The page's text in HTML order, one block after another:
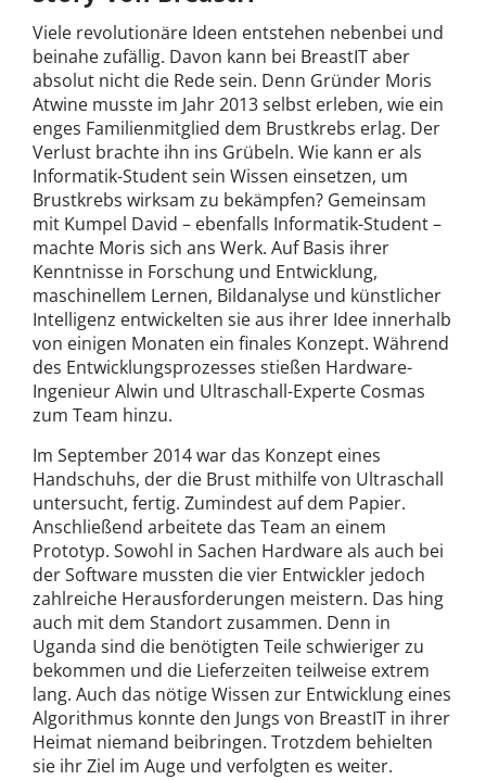
Viele revolutionäre Ideen entstehen nebenbei und
beinahe zufällig. Davon kann bei BreastIT aber
absolut nicht die Rede sein. Denn Gründer Moris
Atwine musste im Jahr 2013 selbst erleben, wie ein
enges Familienmitglied dem Brustkrebs erlag. Der
Verlust brachte ihn ins Grübeln. Wie kann er als
Informatik-Student sein Wissen einsetzen, um
Brustkrebs wirksam zu bekämpfen? Gemeinsam
mit Kumpel David – ebenfalls Informatik-Student –
machte Moris sich ans Werk. Auf Basis ihrer
Kenntnisse in Forschung und Entwicklung,
maschinellem Lernen, Bildanalyse und künstlicher
Intelligenz entwickelten sie aus ihrer Idee innerhalb
von einigen Monaten ein finales Konzept. Während
des Entwicklungsprozesses stießen Hardware-
Ingenieur Alwin und Ultraschall-Experte Cosmas
zum Team hinzu.
Im September 2014 war das Konzept eines
Handschuhs, der die Brust mithilfe von Ultraschall
untersucht, fertig. Zumindest auf dem Papier.
Anschließend arbeitete das Team an einem
Prototyp. Sowohl in Sachen Hardware als auch bei
der Software mussten die vier Entwickler jedoch
zahlreiche Herausforderungen meistern. Das hing
auch mit dem Standort zusammen. Denn in
Uganda sind die benötigten Teile schwieriger zu
bekommen und die Lieferzeiten teilweise extrem
lang. Auch das nötige Wissen zur Entwicklung eines
Algorithmus konnte den Jungs von BreastIT in ihrer
Heimat niemand beibringen. Trotzdem behielten
sie ihr Ziel im Auge und verfolgten es weiter.